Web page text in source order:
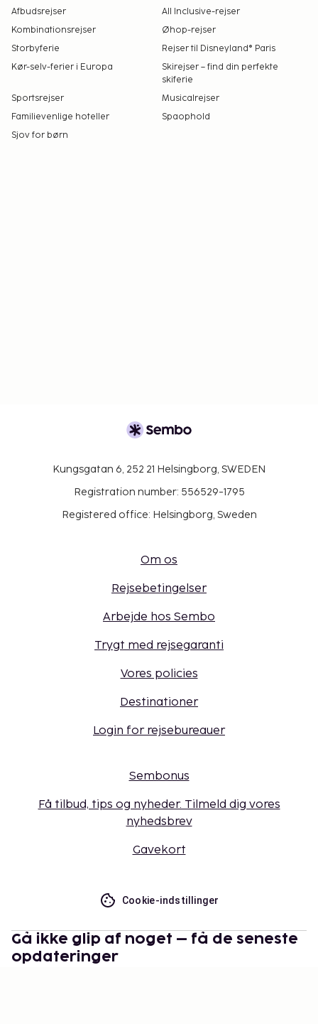
Afbudsrejser
All Inclusive-rejser
Kombinationsrejser
Øhop-rejser
Storbyferie
Rejser til Disneyland® Paris
Kør-selv-ferier i Europa
Skirejser – find din perfekte
skiferie
Sportsrejser
Musicalrejser
Familievenlige hoteller
Spaophold
Sjov for børn
Kungsgatan 6, 252 21 Helsingborg, SWEDEN
Registration number: 556529-1795
Registered office: Helsingborg, Sweden
Om os
Rejsebetingelser
Arbejde hos Sembo
Trygt med rejsegaranti
Vores policies
Destinationer
Login for rejsebureauer
Sembonus
Få tilbud, tips og nyheder. Tilmeld dig vores
nyhedsbrev
Gavekort
Cookie-indstillinger
Gå ikke glip af noget – få de seneste
opdateringer